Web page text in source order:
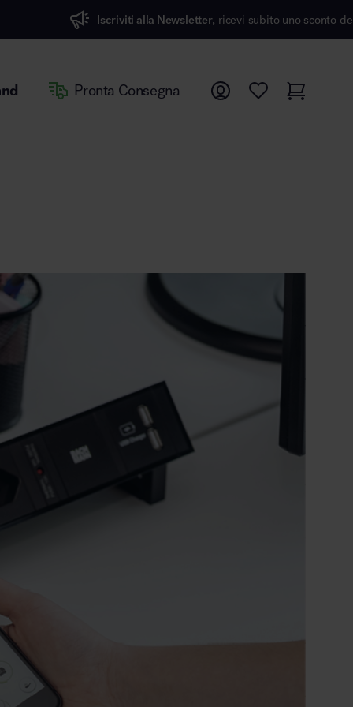
Iscriviti alla Newsletter, ricevi subito uno sconto del 7%
Pronta Consegna